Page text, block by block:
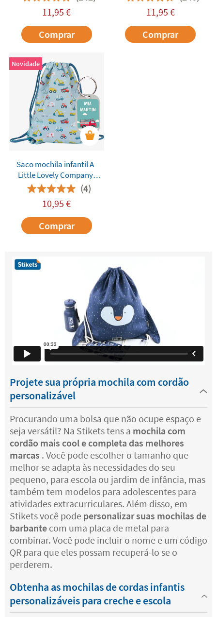
11,95 €
Comprar
11,95 €
Comprar
Novidade
Saco mochila infantil A
Little Lovely Company
Unicorn Dreams(4)
10,95 €
Comprar
Projete sua própria mochila com cordão
personalizável
Procurando uma bolsa que não ocupe espaço e
seja versátil? Na Stikets tens a mochila com
cordão mais cool e completa das melhores
marcas . Você pode escolher o tamanho que
melhor se adapta às necessidades do seu
pequeno, para escola ou jardim de infância, mas
também tem modelos para adolescentes para
atividades extracurriculares. Além disso, em
Stikets você pode personalizar suas mochilas de
barbante com uma placa de metal para
combinar. Você pode incluir o nome e um código
QR para que eles possam recuperá-lo se o
perderem.
Obtenha as mochilas de cordas infantis
personalizáveis para creche e escola